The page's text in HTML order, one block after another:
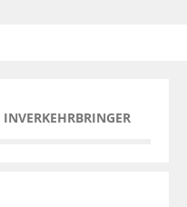
INVERKEHRBRINGER